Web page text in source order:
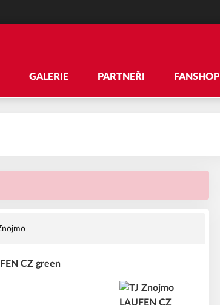
GALERIE PARTNEŘI FANSHOP
CZ green